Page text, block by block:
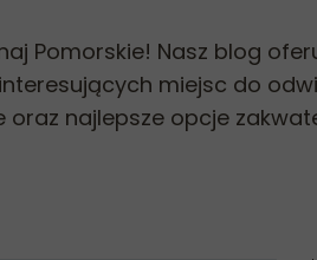
Pomorskie! Nasz blog
miejsc do
najlepsze opcje